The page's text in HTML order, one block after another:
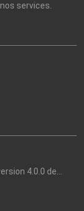
services.
4.0.0 de...